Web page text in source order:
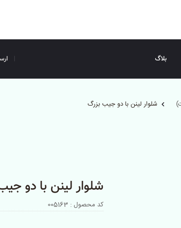
بلاگ
شلوار لینن با دو جیب بزرگ
شلوار لینن با دو
کد محصول : 005163